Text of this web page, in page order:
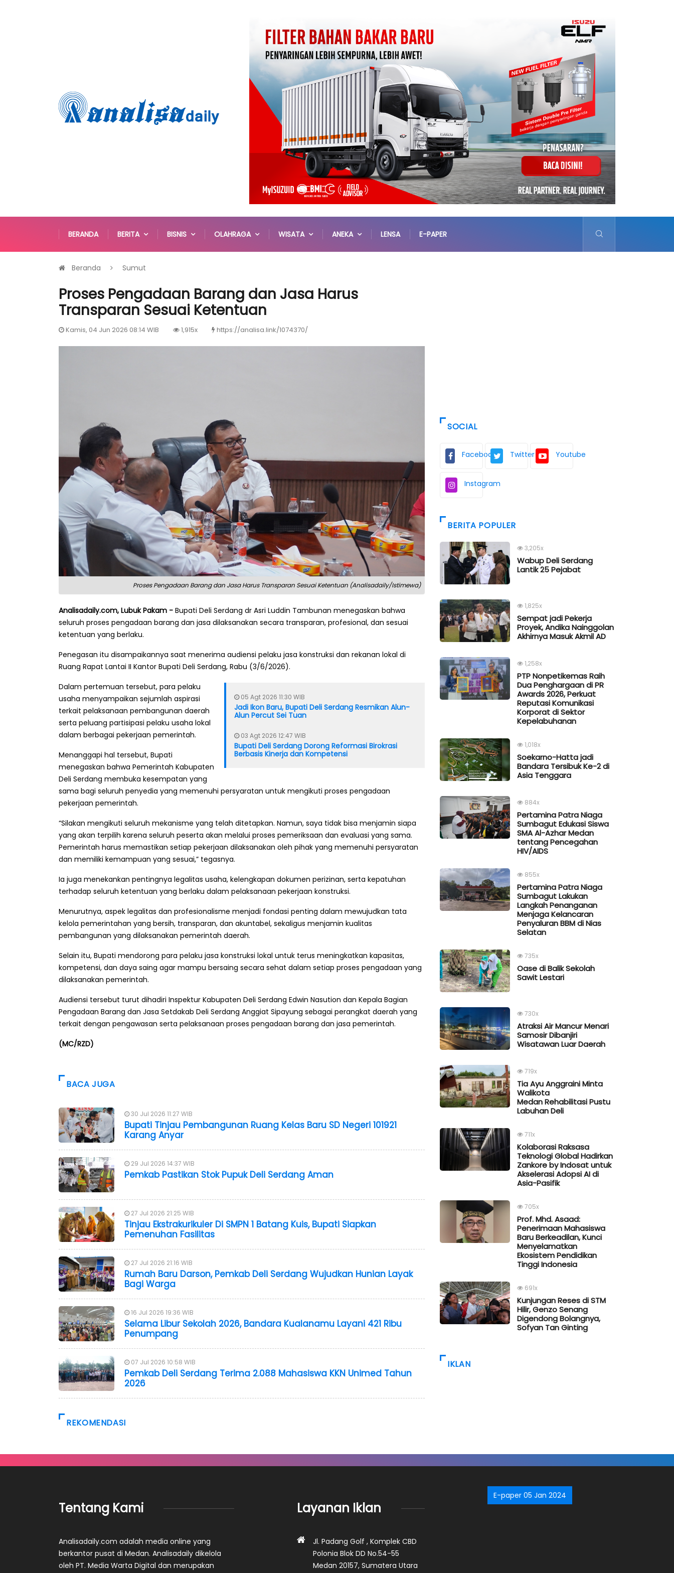
BERANDA BERITA BISNIS OLAHRAGA WISATA ANEKA LENSA E-PAPER
Beranda Sumut
Proses Pengadaan Barang dan Jasa Harus
Transparan Sesuai Ketentuan
Kamis, 04 Jun 2026 08:14 WIB 1,915x https://analisa.link/1074370/
Proses Pengadaan Barang dan Jasa Harus Transparan Sesuai Ketentuan (Analisadaily/Istimewa)
Analisadaily.com, Lubuk Pakam - Bupati Deli Serdang dr Asri Luddin Tambunan menegaskan bahwa
seluruh proses pengadaan barang dan jasa dilaksanakan secara transparan, profesional, dan sesuai
ketentuan yang berlaku.
Penegasan itu disampaikannya saat menerima audiensi pelaku jasa konstruksi dan rekanan lokal di
Ruang Rapat Lantai II Kantor Bupati Deli Serdang, Rabu (3/6/2026).
05 Agt 2026 11:30 WIB
Jadi Ikon Baru, Bupati Deli Serdang Resmikan Alun-
Alun Percut Sei Tuan
03 Agt 2026 12:47 WIB
Bupati Deli Serdang Dorong Reformasi Birokrasi
Berbasis Kinerja dan Kompetensi
Dalam pertemuan tersebut, para pelaku
usaha menyampaikan sejumlah aspirasi
terkait pelaksanaan pembangunan daerah
serta peluang partisipasi pelaku usaha lokal
dalam berbagai pekerjaan pemerintah.
Menanggapi hal tersebut, Bupati
menegaskan bahwa Pemerintah Kabupaten
Deli Serdang membuka kesempatan yang
sama bagi seluruh penyedia yang memenuhi persyaratan untuk mengikuti proses pengadaan
pekerjaan pemerintah.
“Silakan mengikuti seluruh mekanisme yang telah ditetapkan. Namun, saya tidak bisa menjamin siapa
yang akan terpilih karena seluruh peserta akan melalui proses pemeriksaan dan evaluasi yang sama.
Pemerintah harus memastikan setiap pekerjaan dilaksanakan oleh pihak yang memenuhi persyaratan
dan memiliki kemampuan yang sesuai,” tegasnya.
Ia juga menekankan pentingnya legalitas usaha, kelengkapan dokumen perizinan, serta kepatuhan
terhadap seluruh ketentuan yang berlaku dalam pelaksanaan pekerjaan konstruksi.
Menurutnya, aspek legalitas dan profesionalisme menjadi fondasi penting dalam mewujudkan tata
kelola pemerintahan yang bersih, transparan, dan akuntabel, sekaligus menjamin kualitas
pembangunan yang dilaksanakan pemerintah daerah.
Selain itu, Bupati mendorong para pelaku jasa konstruksi lokal untuk terus meningkatkan kapasitas,
kompetensi, dan daya saing agar mampu bersaing secara sehat dalam setiap proses pengadaan yang
dilaksanakan pemerintah.
Audiensi tersebut turut dihadiri Inspektur Kabupaten Deli Serdang Edwin Nasution dan Kepala Bagian
Pengadaan Barang dan Jasa Setdakab Deli Serdang Anggiat Sipayung sebagai perangkat daerah yang
terkait dengan pengawasan serta pelaksanaan proses pengadaan barang dan jasa pemerintah.
(MC/RZD)
BACA JUGA
30 Jul 2026 11:27 WIB
Bupati Tinjau Pembangunan Ruang Kelas Baru SD Negeri 101921
Karang Anyar
29 Jul 2026 14:37 WIB
Pemkab Pastikan Stok Pupuk Deli Serdang Aman
27 Jul 2026 21:25 WIB
Tinjau Ekstrakurikuler Di SMPN 1 Batang Kuis, Bupati Siapkan
Pemenuhan Fasilitas
27 Jul 2026 21:16 WIB
Rumah Baru Darson, Pemkab Deli Serdang Wujudkan Hunian Layak
Bagi Warga
16 Jul 2026 19:36 WIB
Selama Libur Sekolah 2026, Bandara Kualanamu Layani 421 Ribu
Penumpang
07 Jul 2026 10:58 WIB
Pemkab Deli Serdang Terima 2.088 Mahasiswa KKN Unimed Tahun
2026
REKOMENDASI
SOCIAL
Facebook Twitter Youtube
Instagram
BERITA POPULER
3,205x
Wabup Deli Serdang
Lantik 25 Pejabat
1,825x
Sempat jadi Pekerja
Proyek, Andika Nainggolan
Akhirnya Masuk Akmil AD
1,258x
PTP Nonpetikemas Raih
Dua Penghargaan di PR
Awards 2026, Perkuat
Reputasi Komunikasi
Korporat di Sektor
Kepelabuhanan
1,018x
Soekarno-Hatta jadi
Bandara Tersibuk Ke-2 di
Asia Tenggara
884x
Pertamina Patra Niaga
Sumbagut Edukasi Siswa
SMA Al-Azhar Medan
tentang Pencegahan
HIV/AIDS
855x
Pertamina Patra Niaga
Sumbagut Lakukan
Langkah Penanganan
Menjaga Kelancaran
Penyaluran BBM di Nias
Selatan
735x
Oase di Balik Sekolah
Sawit Lestari
730x
Atraksi Air Mancur Menari
Samosir Dibanjiri
Wisatawan Luar Daerah
719x
Tia Ayu Anggraini Minta
Walikota
Medan Rehabilitasi Pustu
Labuhan Deli
711x
Kolaborasi Raksasa
Teknologi Global Hadirkan
Zankore by Indosat untuk
Akselerasi Adopsi AI di
Asia-Pasifik
705x
Prof. Mhd. Asaad:
Penerimaan Mahasiswa
Baru Berkeadilan, Kunci
Menyelamatkan
Ekosistem Pendidikan
Tinggi Indonesia
691x
Kunjungan Reses di STM
Hilir, Genzo Senang
Digendong Bolangnya,
Sofyan Tan Ginting
IKLAN
Tentang Kami
Analisadaily.com adalah media online yang
berkantor pusat di Medan. Analisadaily dikelola
oleh PT. Media Warta Digital dan merupakan
Layanan Iklan
Jl. Padang Golf , Komplek CBD
Polonia Blok DD No.54-55
Medan 20157, Sumatera Utara
E-paper 05 Jan 2024